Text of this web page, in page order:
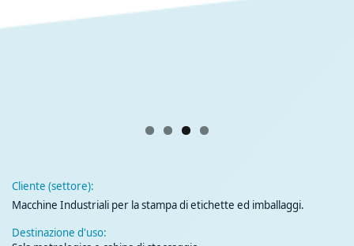
Cliente (settore):
Macchine Industriali per la stampa di etichette ed imballaggi.
Destinazione d'uso: